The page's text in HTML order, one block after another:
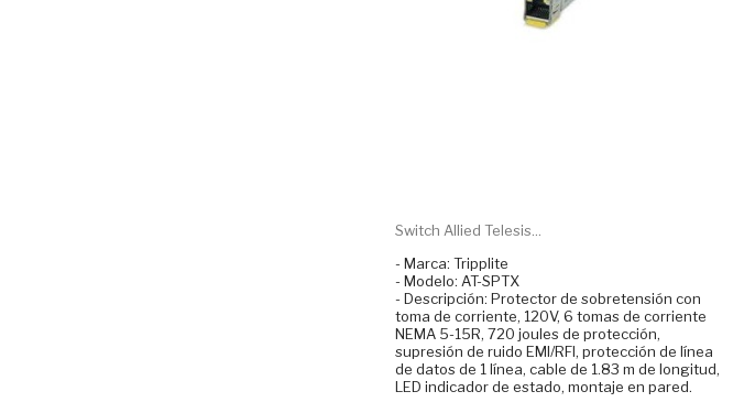
Switch Allied Telesis...
- Marca: Tripplite
- Modelo: AT-SPTX
- Descripción: Protector de sobretensión con
toma de corriente, 120V, 6 tomas de corriente
NEMA 5-15R, 720 joules de protección,
supresión de ruido EMI/RFI, protección de línea
de datos de 1 línea, cable de 1.83 m de longitud,
LED indicador de estado, montaje en pared.